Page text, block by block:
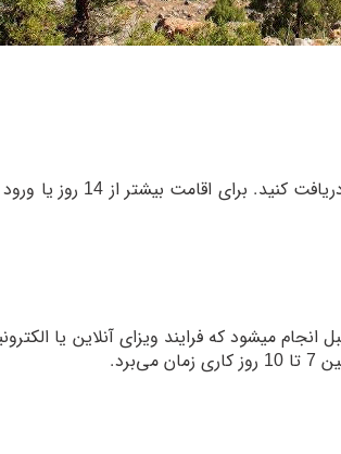
برای سفرهای کوتاه‌مدت، می‌توانید ویزای بدو ورود در
میشود که فرایند ویزای آنلاین یا